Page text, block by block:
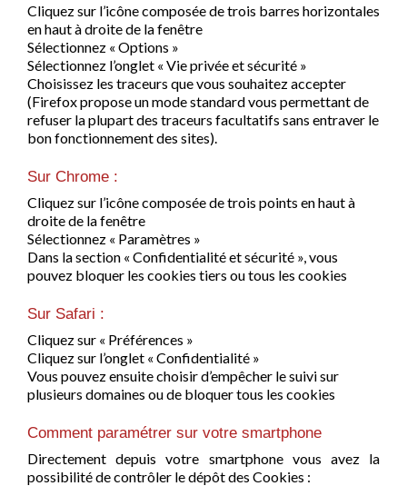
Cliquez sur l’icône composée de trois barres horizontales
en haut à droite de la fenêtre
Sélectionnez « Options »
Sélectionnez l’onglet « Vie privée et sécurité »
Choisissez les traceurs que vous souhaitez accepter
(Firefox propose un mode standard vous permettant de
refuser la plupart des traceurs facultatifs sans entraver le
bon fonctionnement des sites).
Sur Chrome :
Cliquez sur l’icône composée de trois points en haut à
droite de la fenêtre
Sélectionnez « Paramètres »
Dans la section « Confidentialité et sécurité », vous
pouvez bloquer les cookies tiers ou tous les cookies
Sur Safari :
Cliquez sur « Préférences »
Cliquez sur l’onglet « Confidentialité »
Vous pouvez ensuite choisir d’empêcher le suivi sur
plusieurs domaines ou de bloquer tous les cookies
Comment paramétrer sur votre smartphone
Directement depuis votre smartphone vous avez la
possibilité de contrôler le dépôt des Cookies :